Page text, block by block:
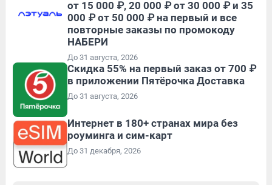
от 15 000 ₽, 20 000 ₽ от 30 000 ₽ и 35
000 ₽ от 50 000 ₽ на первый и все
повторные заказы по промокоду
НАБЕРИ
До 31 августа, 2026
Скидка 55% на первый заказ от 700 ₽
в приложении Пятёрочка Доставка
До 31 августа, 2026
Интернет в 180+ странах мира без
роуминга и сим-карт
До 31 декабря, 2026